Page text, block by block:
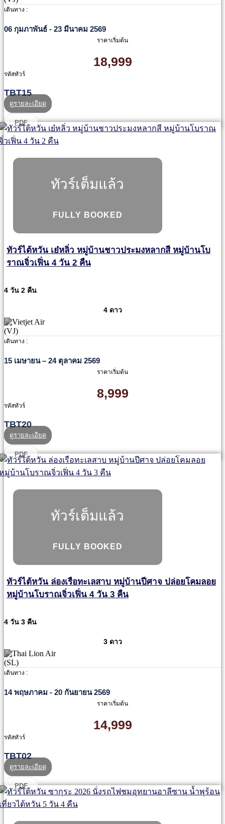
เดินทาง :
06 กุมภาพันธ์ - 23 มีนาคม 2569
ราคาเริ่มต้น
18,999
รหัสทัวร์
TBT15
ดูรายละเอียด
PDF
ทัวร์เต็มแล้ว
FULLY BOOKED
ทัวร์ไต้หวัน เย๋หลิ่ว หมู่บ้านชาวประมงหลากสี หมู่บ้านโบ
ราณจิ่วเฟิ่น 4 วัน 2 คืน
4 วัน 2 คืน
4 ดาว
เดินทาง :
15 เมษายน – 24 ตุลาคม 2569
ราคาเริ่มต้น
8,999
รหัสทัวร์
TBT20
ดูรายละเอียด
PDF
ทัวร์เต็มแล้ว
FULLY BOOKED
ทัวร์ไต้หวัน ล่องเรือทะเลสาบ หมู่บ้านปีศาจ ปล่อยโคมลอย
หมู่บ้านโบราณจิ่วเฟิ่น 4 วัน 3 คืน
4 วัน 3 คืน
3 ดาว
เดินทาง :
14 พฤษภาคม - 20 กันยายน 2569
ราคาเริ่มต้น
14,999
รหัสทัวร์
TBT02
ดูรายละเอียด
PDF